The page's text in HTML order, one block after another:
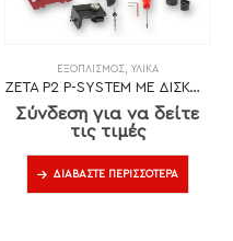
ΕΞΟΠΛΙΣΜΌΣ, ΥΛΙΚΆ
ZETA P2 P-SYSTEM ΜΕ ΔΙΣΚΟ DP (ΔΙΑΜΑΝΤΙ)
Σύνδεση για να δείτε
τις τιμές
ΔΙΑΒΆΣΤΕ ΠΕΡΙΣΣΌΤΕΡΑ